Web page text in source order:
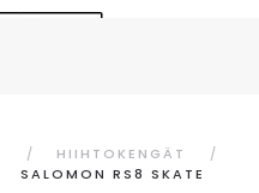
HIIHTOKENGÄT
SALOMON RS8 SKATE